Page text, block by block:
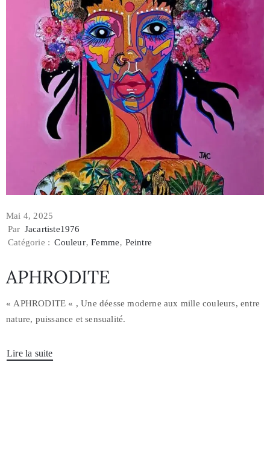
Mai 4, 2025
Par Jacartiste1976
Catégorie : Couleur‚Femme‚ Peintre
APHRODITE
« APHRODITE « , Une déesse moderne aux mille couleurs, entre
nature, puissance et sensualité.
Lire la suite